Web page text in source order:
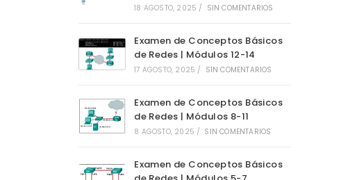
18 AGOSTO, 2025 / SIN COMENTARIOS
Examen de Conceptos Básicos
de Redes | Módulos 12-14
17 AGOSTO, 2025 / SIN COMENTARIOS
Examen de Conceptos Básicos
de Redes | Módulos 8-11
8 AGOSTO, 2025 / SIN COMENTARIOS
Examen de Conceptos Básicos